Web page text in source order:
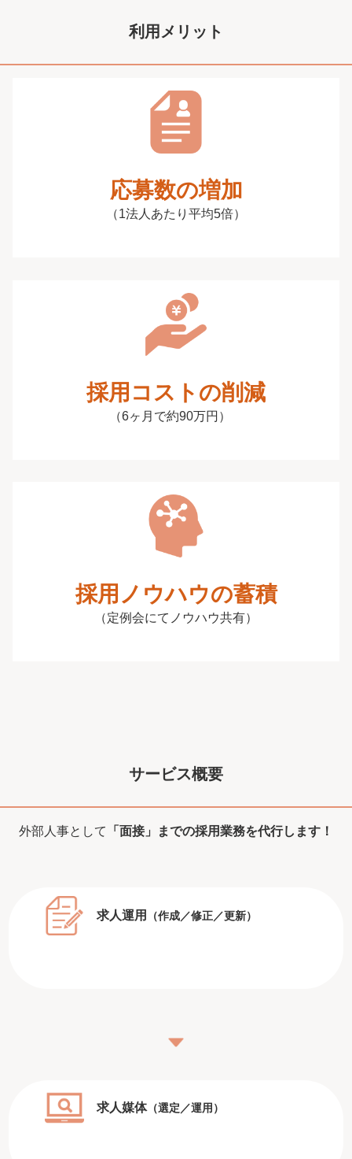
利用メリット
応募数の増加
（1法人あたり平均5倍）
採用コストの削減
（6ヶ月で約90万円）
採用ノウハウの蓄積
（定例会にてノウハウ共有）
サービス概要
外部人事として 「面接」までの採用業務を代行します！
求人運用 （作成／修正／更新）
求人媒体（選定／運用）